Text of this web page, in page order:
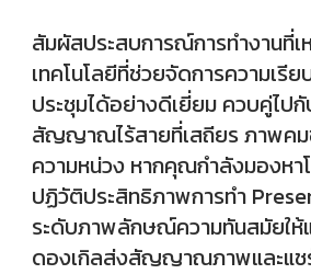
สัมผัสประสบการณ์การทำงานที่เ
เทคโนโลยีที่ช่วยจัดการความเรี
ประชุมได้อย่างดีเยี่ยม ควบคู่ไป
สัญญาณไร้สายที่เสถียร ภาพคม
ความหน่วง หากคุณกำลังมองหา
ปฏิวัติประสิทธิภาพการทำ
ระดับภาพลักษณ์ความทันสมัยใ
ดองเกิลส่งสัญญาณภาพและแช